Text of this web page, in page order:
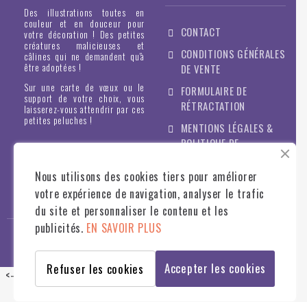
Des illustrations toutes en
couleur et en douceur pour
votre décoration ! Des petites
créatures malicieuses et
câlines qui ne demandent qu'à
être adoptées !
Sur une carte de vœux ou le
support de votre choix, vous
laisserez-vous attendrir par ces
petites peluches !
CONTACT
CONDITIONS GÉNÉRALES
DE VENTE
FORMULAIRE DE
RÉTRACTATION
MENTIONS LÉGALES &
POLITIQUE DE
<--
Nous utilisons des cookies tiers pour améliorer
votre expérience de navigation, analyser le trafic
du site et personnaliser le contenu et les
publicités. EN SAVOIR PLUS
Accepter les cookies
Refuser les cookies